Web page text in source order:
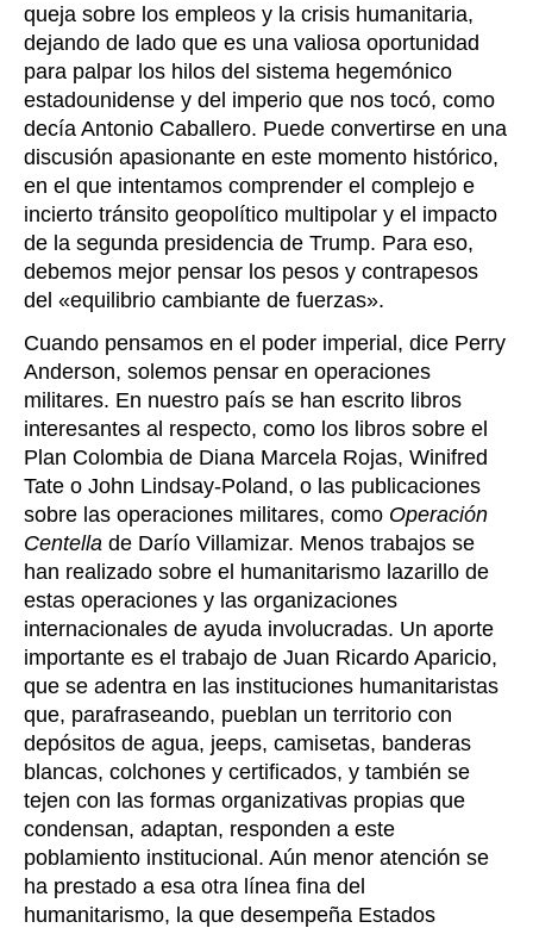
queja sobre los empleos y la crisis humanitaria,
dejando de lado que es una valiosa oportunidad
para palpar los hilos del sistema hegemónico
estadounidense y del imperio que nos tocó, como
decía Antonio Caballero. Puede convertirse en una
discusión apasionante en este momento histórico,
en el que intentamos comprender el complejo e
incierto tránsito geopolítico multipolar y el impacto
de la segunda presidencia de Trump. Para eso,
debemos mejor pensar los pesos y contrapesos
del «equilibrio cambiante de fuerzas».
Cuando pensamos en el poder imperial, dice Perry
Anderson, solemos pensar en operaciones
militares. En nuestro país se han escrito libros
interesantes al respecto, como los libros sobre el
Plan Colombia de Diana Marcela Rojas, Winifred
Tate o John Lindsay-Poland, o las publicaciones
sobre las operaciones militares, como Operación
Centella de Darío Villamizar. Menos trabajos se
han realizado sobre el humanitarismo lazarillo de
estas operaciones y las organizaciones
internacionales de ayuda involucradas. Un aporte
importante es el trabajo de Juan Ricardo Aparicio,
que se adentra en las instituciones humanitaristas
que, parafraseando, pueblan un territorio con
depósitos de agua, jeeps, camisetas, banderas
blancas, colchones y certificados, y también se
tejen con las formas organizativas propias que
condensan, adaptan, responden a este
poblamiento institucional. Aún menor atención se
ha prestado a esa otra línea fina del
humanitarismo, la que desempeña Estados